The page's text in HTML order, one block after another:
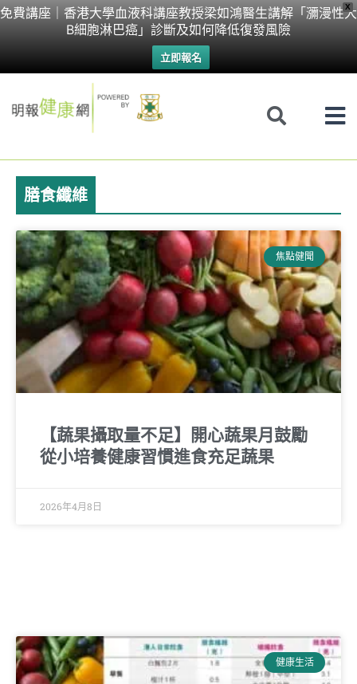
X
免費講座｜香港大學血液科講座教授梁如鴻醫生講解「瀰漫性大
B細胞淋巴癌」診斷及如何降低復發風險
立即報名
Skip
膳食纖維
焦點健聞
【蔬果攝取量不足】開心蔬果月鼓勵
從小培養健康習慣進食充足蔬果
2026年4月8日
健康生活
PagePagePage